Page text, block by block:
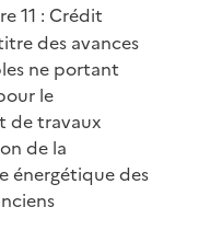
11 : Crédit
des avances
ne portant
le
de travaux
de la
énergétique des